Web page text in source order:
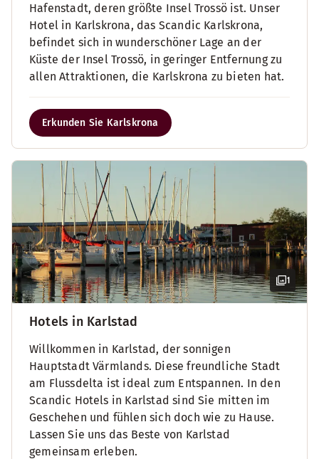
Hafenstadt, deren größte Insel Trossö ist. Unser
Hotel in Karlskrona, das Scandic Karlskrona,
befindet sich in wunderschöner Lage an der
Küste der Insel Trossö, in geringer Entfernung zu
allen Attraktionen, die Karlskrona zu bieten hat.
Erkunden Sie Karlskrona
1
Hotels in Karlstad
Willkommen in Karlstad, der sonnigen
Hauptstadt Värmlands. Diese freundliche Stadt
am Flussdelta ist ideal zum Entspannen. In den
Scandic Hotels in Karlstad sind Sie mitten im
Geschehen und fühlen sich doch wie zu Hause.
Lassen Sie uns das Beste von Karlstad
gemeinsam erleben.